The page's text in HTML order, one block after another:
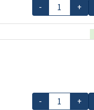
- +
- +